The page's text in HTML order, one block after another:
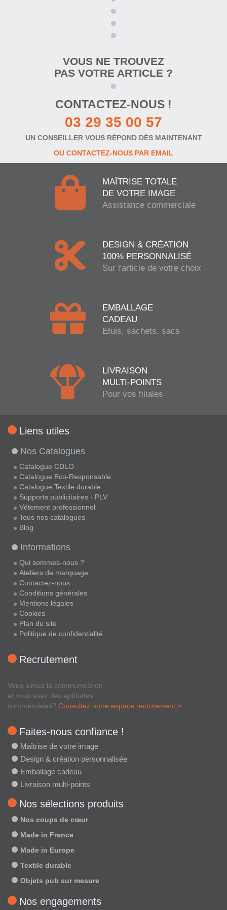
VOUS NE TROUVEZ
PAS VOTRE ARTICLE ?
CONTACTEZ-NOUS !
03 29 35 00 57
UN CONSEILLER VOUS RÉPOND DÈS MAINTENANT
OU CONTACTEZ-NOUS PAR EMAIL
MAÎTRISE TOTALE
DE VOTRE IMAGE
Assistance commerciale
DESIGN & CRÉATION
100% PERSONNALISÉ
Sur l'article de votre choix
EMBALLAGE
CADEAU
Etuis, sachets, sacs
LIVRAISON
MULTI-POINTS
Pour vos filiales
Liens utiles
Nos Catalogues
Catalogue CDLO
Catalogue Eco-Responsable
Catalogue Textile durable
Supports publicitaires - PLV
Vêtement professionnel
Tous nos catalogues
Blog
Informations
Qui sommes-nous ?
Ateliers de marquage
Contactez-nous
Conditions générales
Mentions légales
Cookies
Plan du site
Politique de confidentialité
Recrutement
Vous aimez la communication
et vous avez des aptitudes
commerciales? Consultez notre espace recrutement >
Faites-nous confiance !
Maîtrise de votre image
Design & création personnalisée
Emballage cadeau
Livraison multi-points
Nos sélections produits
Nos coups de cœur
Made in France
Made in Europe
Textile durable
Objets pub sur mesure
Nos engagements